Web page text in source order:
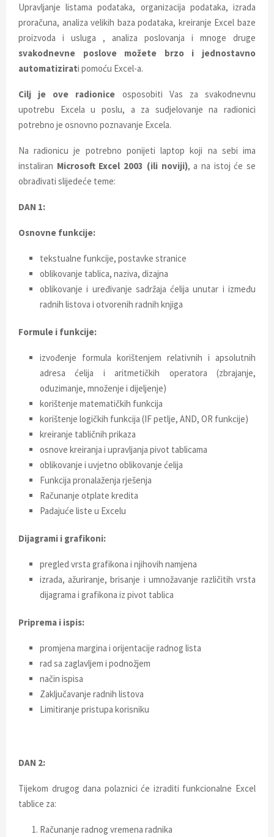
Upravljanje listama podataka, organizacija podataka, izrada
proračuna, analiza velikih baza podataka, kreiranje Excel baze
proizvoda i usluga , analiza poslovanja i mnoge druge
svakodnevne poslove možete brzo i jednostavno
automatizirati pomoću Excel-a.
Cilj je ove radionice osposobiti Vas za svakodnevnu
upotrebu Excela u poslu, a za sudjelovanje na radionici
potrebno je osnovno poznavanje Excela.
Na radionicu je potrebno ponijeti laptop koji na sebi ima
instaliran Microsoft Excel 2003 (ili noviji), a na istoj će se
obrađivati slijedeće teme:
DAN 1:
Osnovne funkcije:
tekstualne funkcije, postavke stranice
oblikovanje tablica, naziva, dizajna
oblikovanje i uređivanje sadržaja ćelija unutar i između
radnih listova i otvorenih radnih knjiga
Formule i funkcije:
izvođenje formula korištenjem relativnih i apsolutnih
adresa ćelija i aritmetičkih operatora (zbrajanje,
oduzimanje, množenje i dijeljenje)
korištenje matematičkih funkcija
korištenje logičkih funkcija (IF petlje, AND, OR funkcije)
kreiranje tabličnih prikaza
osnove kreiranja i upravljanja pivot tablicama
oblikovanje i uvjetno oblikovanje ćelija
Funkcija pronalaženja rješenja
Računanje otplate kredita
Padajuće liste u Excelu
Dijagrami i grafikoni:
pregled vrsta grafikona i njihovih namjena
izrada, ažuriranje, brisanje i umnožavanje različitih vrsta
dijagrama i grafikona iz pivot tablica
Priprema i ispis:
promjena margina i orijentacije radnog lista
rad sa zaglavljem i podnožjem
način ispisa
Zaključavanje radnih listova
Limitiranje pristupa korisniku
DAN 2:
Tijekom drugog dana polaznici će izraditi funkcionalne Excel
tablice za:
Računanje radnog vremena radnika